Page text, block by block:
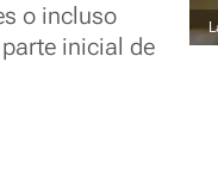
o incluso
inicial de